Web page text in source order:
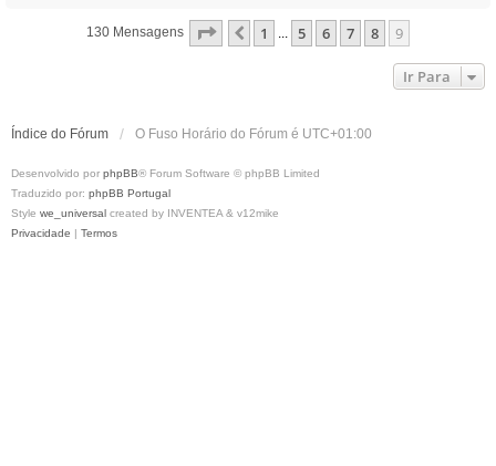
130 Mensagens Página De9
Anterior
1 ... 5 6 7 8 9
Ir Para
Índice do Fórum O Fuso Horário do Fórum é UTC+01:00
Desenvolvido por phpBB® Forum Software © phpBB Limited
Traduzido por: phpBB Portugal
Style we_universal created by INVENTEA & v12mike
Privacidade | Termos